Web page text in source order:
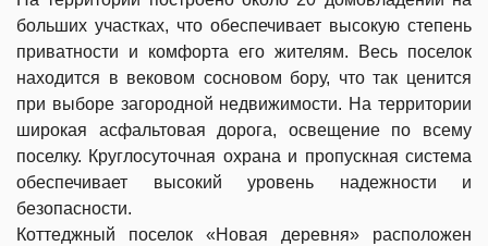
больших участках, что обеспечивает высокую степень
приватности и комфорта его жителям. Весь поселок
находится в вековом сосновом бору, что так ценится
при выборе загородной недвижимости. На территории
широкая асфальтовая дорога, освещение по всему
поселку. Круглосуточная охрана и пропускная система
обеспечивает высокий уровень надежности и
безопасности.
Коттеджный поселок «Новая деревня» расположен